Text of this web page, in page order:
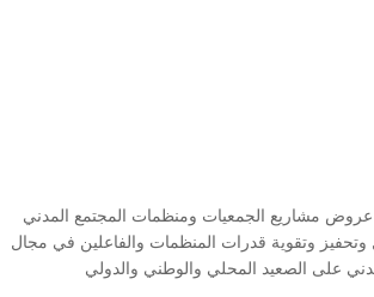
عروض مشاريع الجمعيات ومنظمات المجتمع المدني
وتقوية قدرات المنظمات والفاعلين في مجال
على الصعيد المحلي والوطني والدولي